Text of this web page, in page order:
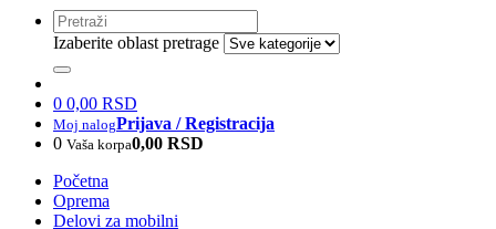
Izaberite oblast pretrage
0 0,00 RSD
Moj nalogPrijava / Registracija
0 Vaša korpa0,00 RSD
Početna
Oprema
Delovi za mobilni